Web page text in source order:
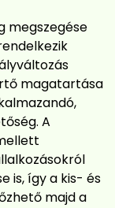
megszegése
magatartása
A
is, így a kis- és
majd a